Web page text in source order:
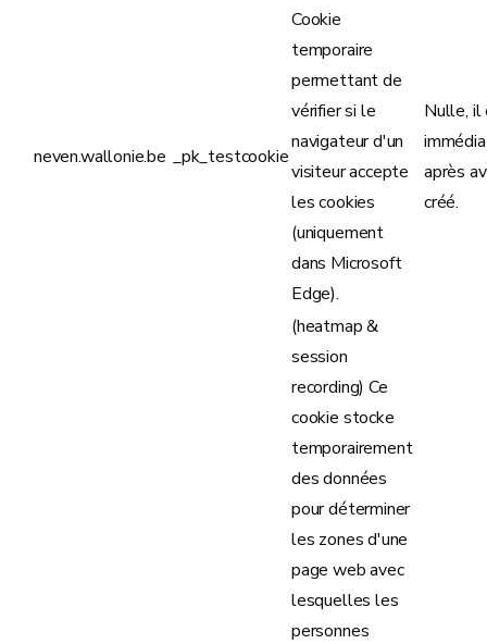
neven.wallonie.be _pk_testcookie
Cookie
temporaire
permettant de
vérifier si le
navigateur d'un
visiteur accepte
les cookies
(uniquement
dans Microsoft
Edge).
Nulle, il
après
créé.
(heatmap &
session
recording) Ce
cookie stocke
temporairement
des données
pour déterminer
les zones d'une
page web avec
lesquelles les
personnes